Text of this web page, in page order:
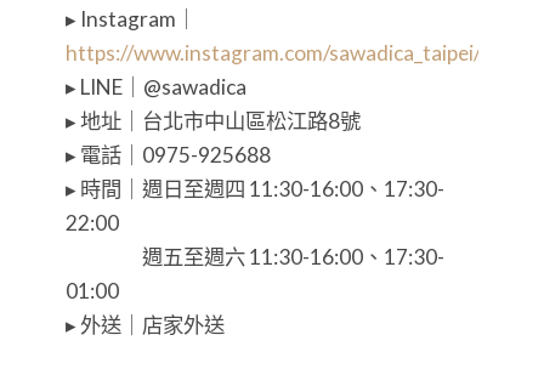
▸ Instagram｜
https://www.instagram.com/sawadica_taipei/
▸ LINE｜@sawadica
▸ 地址｜台北市中山區松江路8號
▸ 電話｜0975-925688
▸ 時間｜週日至週四 11:30-16:00、17:30-
22:00
⠀⠀⠀⠀⠀ 週五至週六 11:30-16:00、17:30-
01:00
▸ 外送｜店家外送